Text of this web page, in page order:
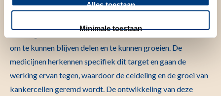
Alles toestaan
Minimale toestaan
Target
Een target heeft een essentiële functie voor de kankercellen
om te kunnen blijven delen en te kunnen groeien. De
medicijnen herkennen specifiek dit target en gaan de
werking ervan tegen, waardoor de celdeling en de groei van
kankercellen geremd wordt. De ontwikkeling van deze